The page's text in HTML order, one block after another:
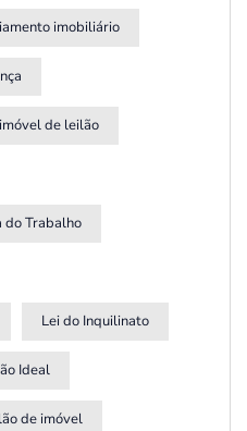
imobiliário
imóvel de leilão
do Trabalho
Lei do Inquilinato
Ideal
de imóvel